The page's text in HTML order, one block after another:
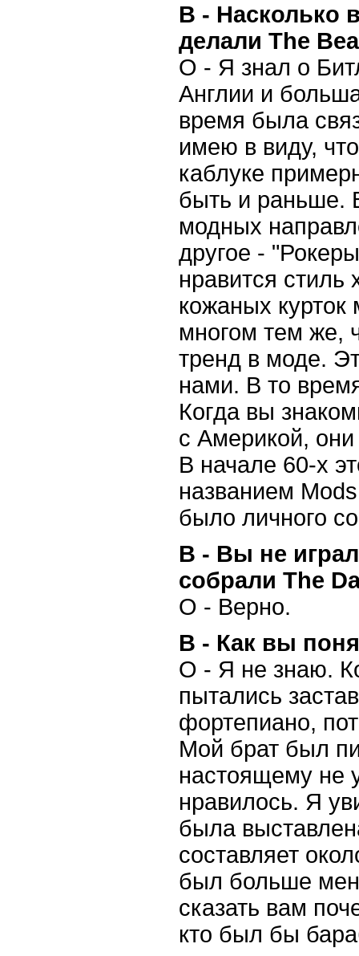
В - Насколько
делали The
О - Я знал о
Англии и
время была
имею в виду,
каблуке
быть и раньше.
модных
другое -
нравится стиль
кожаных
многом тем же,
тренд в моде.
нами. В то
Когда вы
с Америкой,
В начале 60-х
названием
было личного
В - Вы не
собрали The
О - Верно.
В - Как вы
О - Я не знаю.
пытались
фортепиано,
Мой брат был
настоящему не
нравилось. Я
была
составляет
был больше
сказать вам
кто был бы